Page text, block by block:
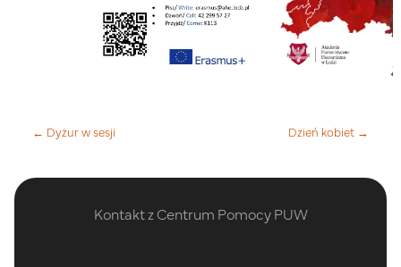
← Dyżur w sesji Dzień kobiet →
Kontakt z Centrum Pomocy PUW